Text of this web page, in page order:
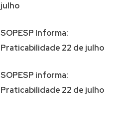
julho
SOPESP Informa:
Praticabilidade 22 de julho
SOPESP informa:
Praticabilidade 22 de julho